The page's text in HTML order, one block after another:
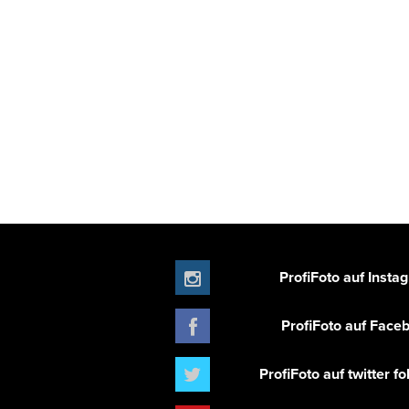
ProfiFoto auf
ProfiFoto auf
ProfiFoto auf twitter